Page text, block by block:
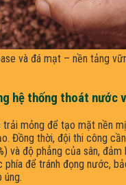
và đá mạt – nền tảng
hệ thống thoát nước
mỏng để tạo mặt nền
Đồng thời, đội thi công
và độ phẳng của sân, đảm
phía để tránh đọng nước,
úng.